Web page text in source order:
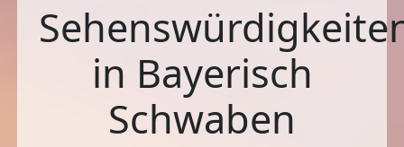
in Bayerisch
Schwaben